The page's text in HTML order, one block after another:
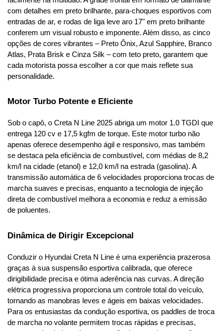
com detalhes em preto brilhante, para-choques esportivos com
entradas de ar, e rodas de liga leve aro 17" em preto brilhante
conferem um visual robusto e imponente. Além disso, as cinco
opções de cores vibrantes – Preto Ônix, Azul Sapphire, Branco
Atlas, Prata Brisk e Cinza Silk – com teto preto, garantem que
cada motorista possa escolher a cor que mais reflete sua
personalidade.
Motor Turbo Potente e Eficiente
Sob o capô, o Creta N Line 2025 abriga um motor 1.0 TGDI que
entrega 120 cv e 17,5 kgfm de torque. Este motor turbo não
apenas oferece desempenho ágil e responsivo, mas também
se destaca pela eficiência de combustível, com médias de 8,2
km/l na cidade (etanol) e 12,0 km/l na estrada (gasolina). A
transmissão automática de 6 velocidades proporciona trocas de
marcha suaves e precisas, enquanto a tecnologia de injeção
direta de combustível melhora a economia e reduz a emissão
de poluentes.
Dinâmica de Dirigir Excepcional
Conduzir o Hyundai Creta N Line é uma experiência prazerosa
graças à sua suspensão esportiva calibrada, que oferece
dirigibilidade precisa e ótima aderência nas curvas. A direção
elétrica progressiva proporciona um controle total do veículo,
tornando as manobras leves e ágeis em baixas velocidades.
Para os entusiastas da condução esportiva, os paddles de troca
de marcha no volante permitem trocas rápidas e precisas,